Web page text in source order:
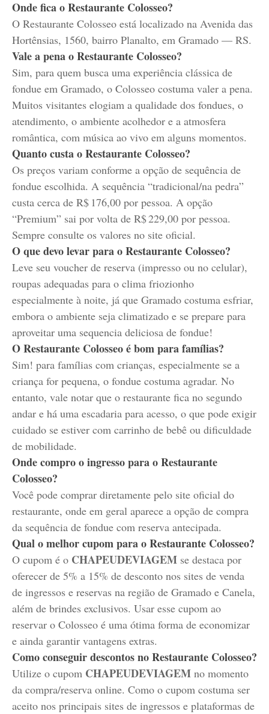
Onde fica o Restaurante Colosseo?
O Restaurante Colosseo está localizado na Avenida das
Hortênsias, 1560, bairro Planalto, em Gramado — RS.
Vale a pena o Restaurante Colosseo?
Sim, para quem busca uma experiência clássica de
fondue em Gramado, o Colosseo costuma valer a pena.
Muitos visitantes elogiam a qualidade dos fondues, o
atendimento, o ambiente acolhedor e a atmosfera
romântica, com música ao vivo em alguns momentos.
Quanto custa o Restaurante Colosseo?
Os preços variam conforme a opção de sequência de
fondue escolhida. A sequência “tradicional/na pedra”
custa cerca de R$ 176,00 por pessoa. A opção
“Premium” sai por volta de R$ 229,00 por pessoa.
Sempre consulte os valores no site oficial.
O que devo levar para o Restaurante Colosseo?
Leve seu voucher de reserva (impresso ou no celular),
roupas adequadas para o clima friozionho
especialmente à noite, já que Gramado costuma esfriar,
embora o ambiente seja climatizado e se prepare para
aproveitar uma sequencia deliciosa de fondue!
O Restaurante Colosseo é bom para famílias?
Sim! para famílias com crianças, especialmente se a
criança for pequena, o fondue costuma agradar. No
entanto, vale notar que o restaurante fica no segundo
andar e há uma escadaria para acesso, o que pode exigir
cuidado se estiver com carrinho de bebê ou dificuldade
de mobilidade.
Onde compro o ingresso para o Restaurante
Colosseo?
Você pode comprar diretamente pelo site oficial do
restaurante, onde em geral aparece a opção de compra
da sequência de fondue com reserva antecipada.
Qual o melhor cupom para o Restaurante Colosseo?
O cupom é o CHAPEUDEVIAGEM se destaca por
oferecer de 5% a 15% de desconto nos sites de venda
de ingressos e reservas na região de Gramado e Canela,
além de brindes exclusivos. Usar esse cupom ao
reservar o Colosseo é uma ótima forma de economizar
e ainda garantir vantagens extras.
Como conseguir descontos no Restaurante Colosseo?
Utilize o cupom CHAPEUDEVIAGEM no momento
da compra/reserva online. Como o cupom costuma ser
aceito nos principais sites de ingressos e plataformas de